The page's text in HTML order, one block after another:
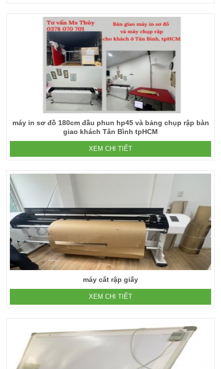
máy in sơ đồ 180cm đầu phun hp45 và bảng chụp rập bàn
giao khách Tân Bình tpHCM
XEM CHI TIẾT
máy cắt rập giấy
XEM CHI TIẾT